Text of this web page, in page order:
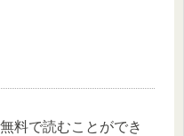
料で読むことができ